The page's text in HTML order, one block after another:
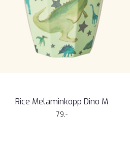
Rice Melaminkopp Dino M
79,-